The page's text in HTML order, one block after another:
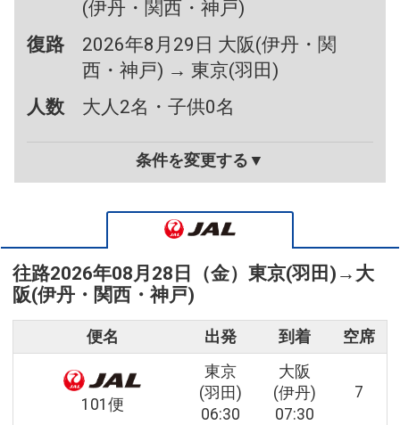
(伊丹・関西・神戸)
復路
2026年8月29日 大阪(伊丹・関
西・神戸) → 東京(羽田)
人数
大人2名・子供0名
条件を変更する▼
往路2026年08月28日（金） 東京(羽田) → 大
阪(伊丹・関西・神戸)
便名 出発 到着 空席
101便
東京
(羽田)
06:30
大阪
(伊丹)
07:30
7